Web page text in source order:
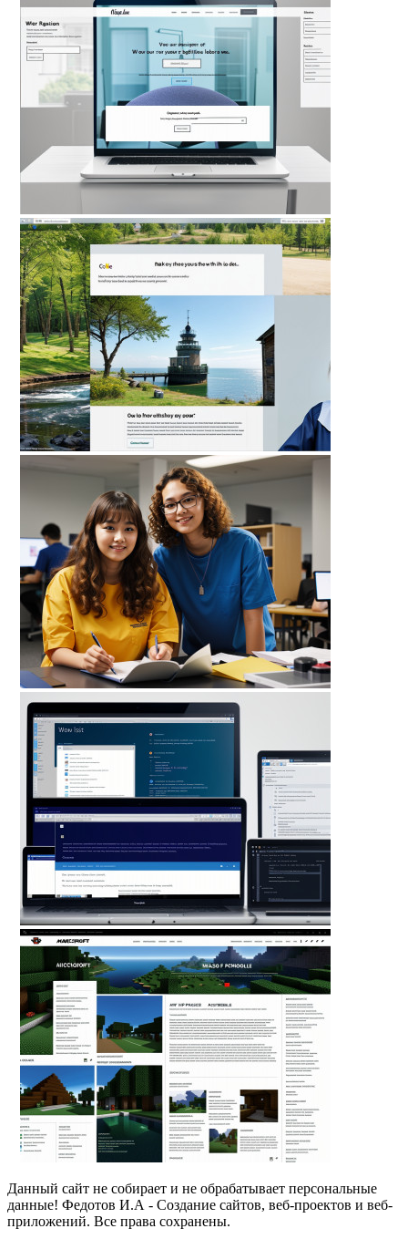
Данный сайт не собирает и не обрабатывает персональные
данные! Федотов И.А - Создание сайтов, веб-проектов и веб-
приложений. Все права сохранены.